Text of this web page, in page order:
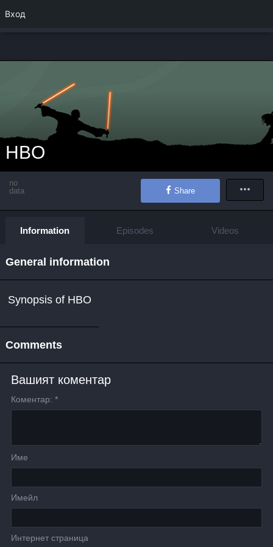
HBO
no
data
Share
Information Episodes Videos
General information
Synopsis of HBO
Comments
Вашият коментар
Коментар: *
Име
Имейл
Интернет страница
Вход